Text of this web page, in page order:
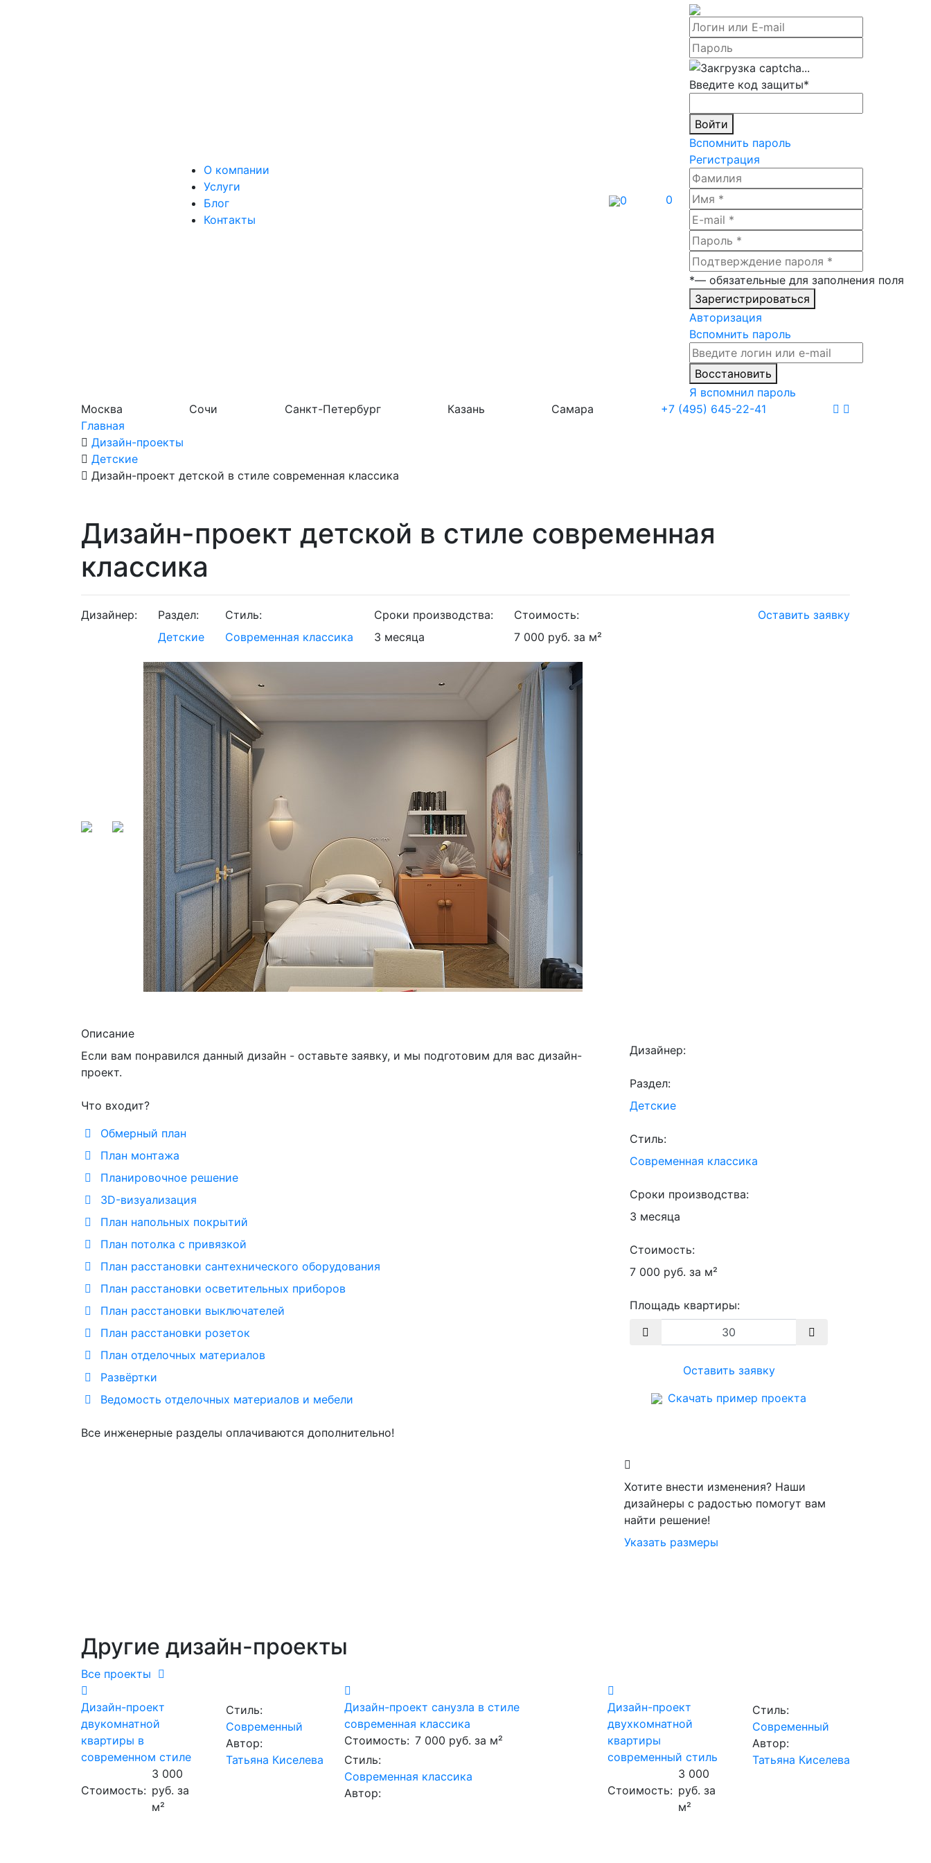
О компании
Услуги
Блог
Контакты
0 0
Введите код защиты*
Войти
Вспомнить пароль
Регистрация
*— обязательные для заполнения поля
Зарегистрироваться
Авторизация
Вспомнить пароль
Восстановить
Я вспомнил пароль
Москва
Сочи Санкт-Петербург Казань Самара
+7 (495) 645-22-41
Главная
Дизайн-проекты
Детские
Дизайн-проект детской в стиле современная классика
Дизайн-проект детской в стиле современная
классика
Дизайнер:
Раздел:
Детские
Стиль:
Современная классика
Сроки производства:
3 месяца
Стоимость:
7 000 руб. за м²
Оставить заявку
Описание
Если вам понравился данный дизайн - оставьте заявку, и мы подготовим для вас дизайн-
проект.
Что входит?
Обмерный план
План монтажа
Планировочное решение
3D-визуализация
План напольных покрытий
План потолка с привязкой
План расстановки сантехнического оборудования
План расстановки осветительных приборов
План расстановки выключателей
План расстановки розеток
План отделочных материалов
Развёртки
Ведомость отделочных материалов и мебели
Все инженерные разделы оплачиваются дополнительно!
Дизайнер:
Раздел:
Детские
Стиль:
Современная классика
Сроки производства:
3 месяца
Стоимость:
7 000 руб. за м²
Площадь квартиры:
Оставить заявку
Скачать пример проекта
Хотите внести изменения? Наши
дизайнеры с радостью помогут вам
найти решение!
Указать размеры
Другие дизайн-проекты
Все проекты
Дизайн-проект
двукомнатной
квартиры в
современном стиле
Стоимость:
3 000
руб. за
м²
Стиль:
Современный
Автор:
Татьяна Киселева
Дизайн-проект санузла в стиле
современная классика
Стоимость: 7 000 руб. за м²
Стиль:
Современная классика
Автор:
Дизайн-проект
двухкомнатной
квартиры
современный стиль
Стоимость:
3 000
руб. за
м²
Стиль:
Современный
Автор:
Татьяна Киселева